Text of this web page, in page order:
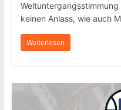
keinen Anlass, wie auch
Weiterlesen